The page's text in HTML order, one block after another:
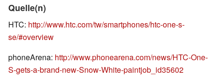
Quelle(n)
HTC: http://www.htc.com/tw/smartphones/htc-one-s-
se/#overview
phoneArena: http://www.phonearena.com/news/HTC-One-
S-gets-a-brand-new-Snow-White-paintjob_id35602